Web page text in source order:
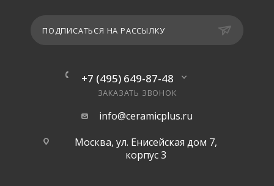
ПОДПИСАТЬСЯ НА РАССЫЛКУ
+7 (495) 649-87-48
ЗАКАЗАТЬ ЗВОНОК
info@ceramicplus.ru
Москва, ул. Енисейская дом 7,
корпус 3